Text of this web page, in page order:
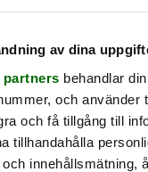
av dina
partners behandlar
och använder
och få tillgång till
tillhandahålla
innehållsmätning,